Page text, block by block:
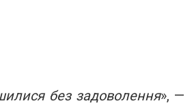
без задоволення», —